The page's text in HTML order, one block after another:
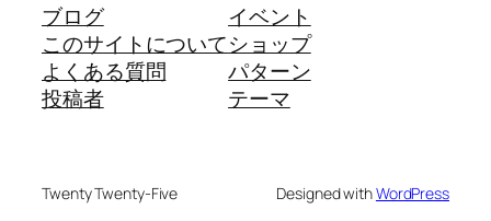
ブログ
このサイトについて
よくある質問
投稿者
イベント
ショップ
パターン
テーマ
Twenty Twenty-Five Designed withWordPress